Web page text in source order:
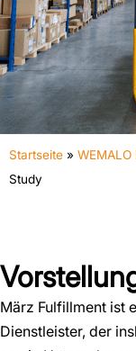
Startseite »
Study
März Fulfillment ist
Dienstleister, der